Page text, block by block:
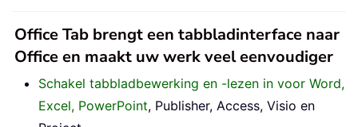
Office Tab brengt een tabbladinterface naar
Office en maakt uw werk veel eenvoudiger
Schakel tabbladbewerking en -lezen in voor Word,
Excel, PowerPoint, Publisher, Access, Visio en